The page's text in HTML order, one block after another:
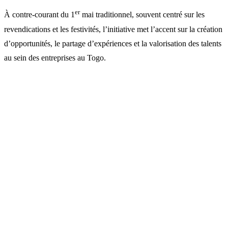
À contre-courant du 1ermai traditionnel, souvent centré sur les
revendications et les festivités, l’initiative met l’accent sur la création
d’opportunités, le partage d’expériences et la valorisation des talents
au sein des entreprises au Togo.